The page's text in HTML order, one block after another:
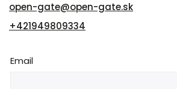
open-gate@open-gate.sk
+421949809334
Email